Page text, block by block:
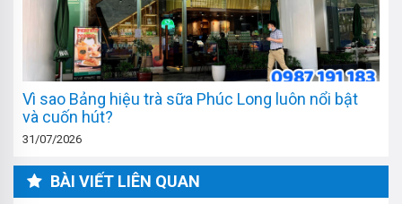
Vì sao Bảng hiệu trà sữa Phúc Long luôn nổi bật
và cuốn hút?
31/07/2026
BÀI VIẾT LIÊN QUAN